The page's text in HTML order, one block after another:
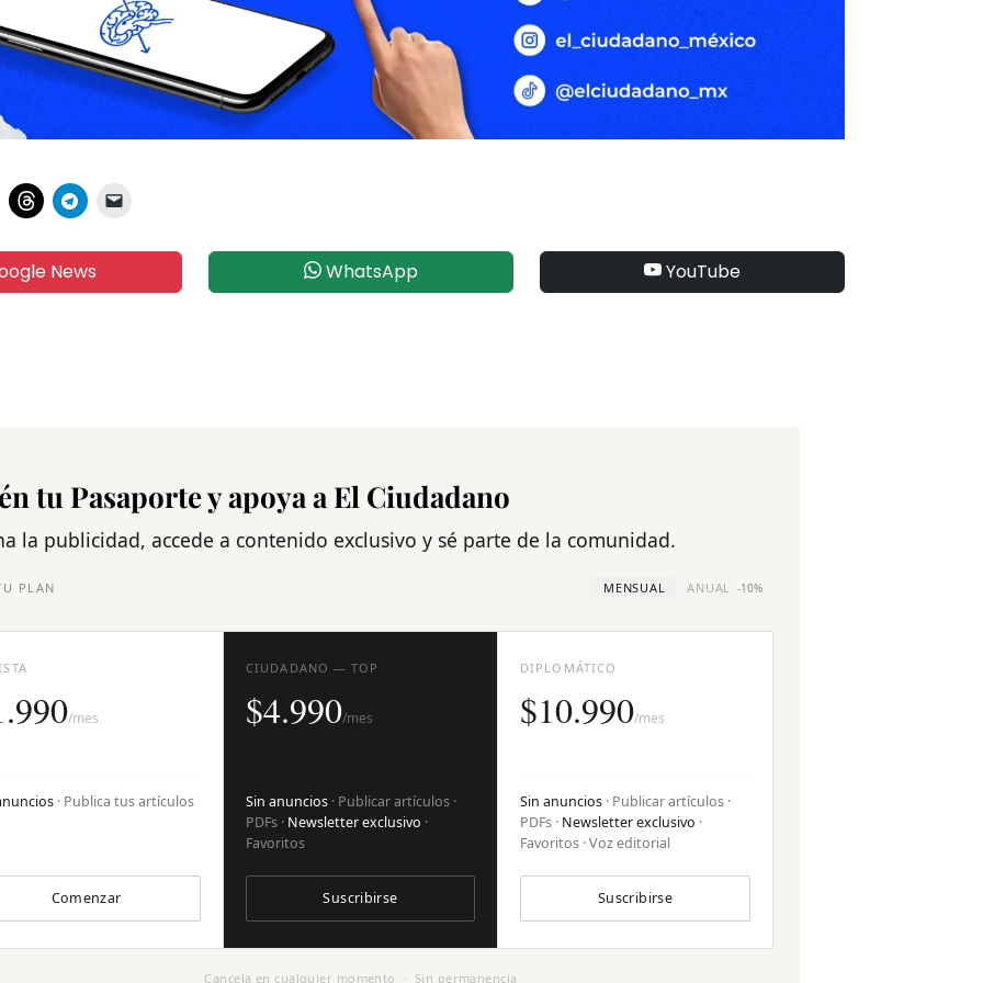
News WhatsApp YouTube
tu Pasaporte y apoya a El Ciudadano
la publicidad, accede a contenido exclusivo y sé parte de la comunidad.
PLAN MENSUAL ANUAL -10%
/mes
· Publica tus artículos
Comenzar
CIUDADANO — TOP
$4.990/mes
Sin anuncios · Publicar artículos ·
PDFs · Newsletter exclusivo ·
Favoritos
Suscribirse
DIPLOMÁTICO
$10.990/mes
Sin anuncios · Publicar artículos ·
PDFs · Newsletter exclusivo ·
Favoritos · Voz editorial
Suscribirse
Cancela en cualquier momento · Sin permanencia